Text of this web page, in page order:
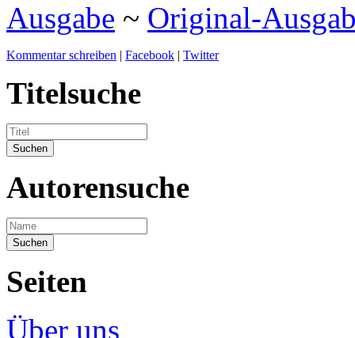
Ausgabe ~ Original-
Kommentar schreiben | Facebook | Twitter
Titelsuche
Autorensuche
Seiten
Über uns